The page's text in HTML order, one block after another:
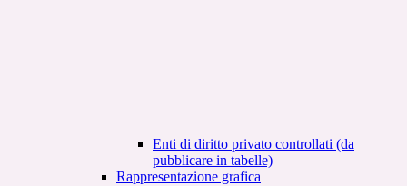
Enti di diritto privato controllati (da
pubblicare in tabelle)
Rappresentazione grafica